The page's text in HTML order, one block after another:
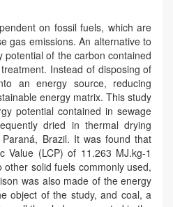
on fossil fuels, which are
gas emissions. An alternative to
of the carbon contained
Instead of disposing of
an energy source, reducing
energy matrix. This study
potential contained in sewage
dried in thermal drying
Brazil. It was found that
Value (LCP) of 11.263 MJ.kg-1
solid fuels commonly used,
was also made of the energy
object of the study, and coal, a